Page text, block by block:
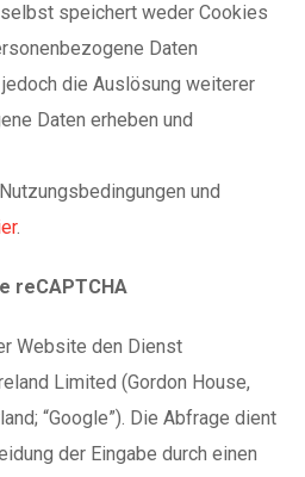
speichert weder Cookies
Daten
die Auslösung weiterer
Daten erheben und
und
.
reCAPTCHA
Website den Dienst
Limited (Gordon House,
“Google”). Die Abfrage dient
der Eingabe durch einen